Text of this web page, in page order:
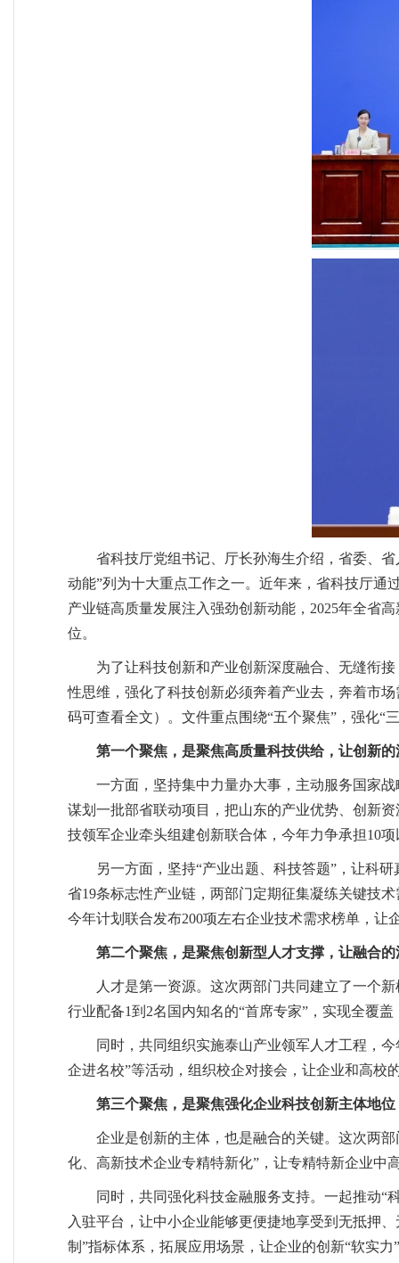
省科技厅党组书记、厅长孙海生介绍，省委、
动能”列为十大重点工作之一。近年来，省科技厅通
产业链高质量发展注入强劲创新动能，2025年全省
位。
为了让科技创新和产业创新深度融合、无缝衔
性思维，强化了科技创新必须奔着产业去，奔着市
码可查看全文）。文件重点围绕“五个聚焦”，强化“
第一个聚焦，是聚焦高质量科技供给，让创新
一方面，坚持集中力量办大事，主动服务国家
谋划一批部省联动项目，把山东的产业优势、创新
技领军企业牵头组建创新联合体，今年力争承担10
另一方面，坚持“产业出题、科技答题”，让科
省19条标志性产业链，两部门定期征集凝练关键技
今年计划联合发布200项左右企业技术需求榜单，让
第二个聚焦，是聚焦创新型人才支撑，让融合
人才是第一资源。这次两部门共同建立了一个
行业配备1到2名国内知名的“首席专家”，实现全覆
同时，共同组织实施泰山产业领军人才工程，
企进名校”等活动，组织校企对接会，让企业和高校
第三个聚焦，是聚焦强化企业科技创新主体地
企业是创新的主体，也是融合的关键。这次两
化、高新技术企业专精特新化”，让专精特新企业中
同时，共同强化科技金融服务支持。一起推动“
入驻平台，让中小企业能够更便捷地享受到无抵押
制”指标体系，拓展应用场景，让企业的创新“软实